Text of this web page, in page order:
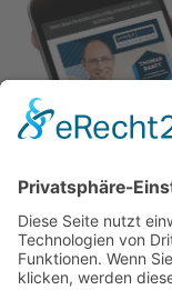
Adresse
Sanner Forum